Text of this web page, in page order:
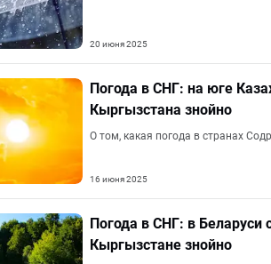
20 июня 2025
Погода в СНГ: на юге
Кыргызстана знойно
О том, какая погода в странах
16 июня 2025
Погода в СНГ: в Беларуси
Кыргызстане знойно